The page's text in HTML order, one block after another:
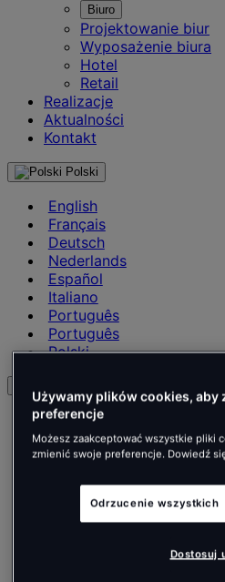
Biuro
Projektowanie biur
Wyposażenie biura
Hotel
Retail
Realizacje
Aktualności
Kontakt
Polski
English
Français
Deutsch
Nederlands
Español
Italiano
Português
Português
Polski
English
Français
Deutsch
Español
Italiano
Português
Używamy plików cookies, aby
preferencje
Możesz zaakceptować wszystkie pliki
zmienić swoje preferencje. Dowiedź
Odrzucenie wszystkich
Dostosuj